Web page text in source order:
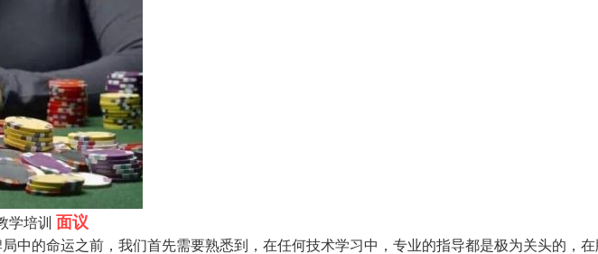
学培训 面议
中的命运之前，我们首先需要熟悉到，在任何技术学习中，专业的指导都是极为关头的，